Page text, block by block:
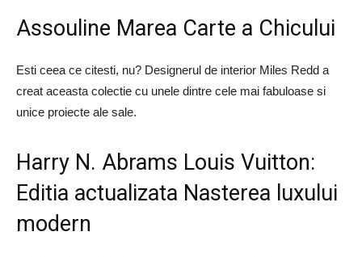
Assouline Marea Carte a Chicului
Esti ceea ce citesti, nu? Designerul de interior Miles Redd a
creat aceasta colectie cu unele dintre cele mai fabuloase si
unice proiecte ale sale.
Harry N. Abrams Louis Vuitton:
Editia actualizata Nasterea luxului
modern